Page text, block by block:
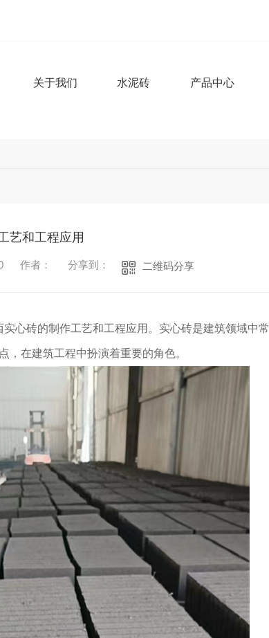
关于我们 水泥砖 产品中心
艺和工程应用
作者： 分享到： 二维码分享
心砖的制作工艺和工程应用。实心砖是建筑领域中常
，在建筑工程中扮演着重要的角色。